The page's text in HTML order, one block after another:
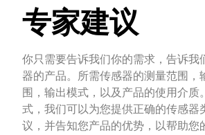
专家建议
你只需要告诉我们你的需求，告诉我
器的产品。所需传感器的测量范围，
围，输出模式，以及产品的使用介质
式，我们可以为您提供正确的传感器
议，并告知您产品的优势，以帮助您